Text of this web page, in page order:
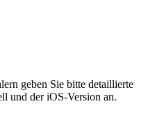
geben Sie bitte detaillierte
und der iOS-Version an.